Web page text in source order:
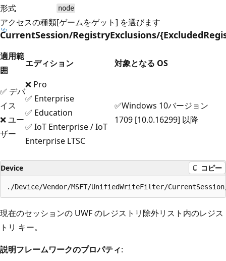
形式
node
アクセスの種類[ゲームをゲット] を選びます
CurrentSession/RegistryExclusions/
適用範
囲
エディション 対象となる OS
✅ デバ
イス
❌ ユー
ザー
❌ Pro
✅ Enterprise
✅ Education
✅ IoT Enterprise / IoT
Enterprise LTSC
✅Windows 10バージョン
1709 [10.0.16299] 以降
Device コピー
現在のセッションの UWF のレジストリ除外リスト内のレジス
トリ キー。
説明フレームワークのプロパティ: